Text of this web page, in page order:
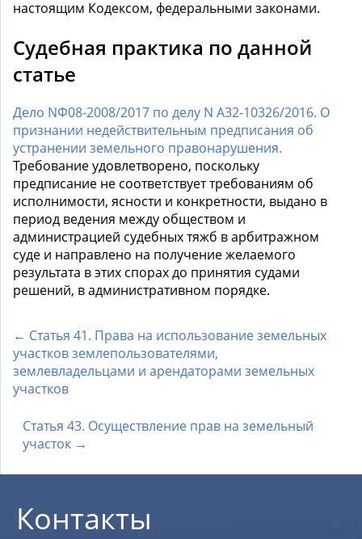
настоящим Кодексом, федеральными законами.
Судебная практика по данной
статье
Дело NФ08-2008/2017 по делу N А32-10326/2016. О
признании недействительным предписания об
устранении земельного правонарушения.
Требование удовлетворено, поскольку
предписание не соответствует требованиям об
исполнимости, ясности и конкретности, выдано в
период ведения между обществом и
администрацией судебных тяжб в арбитражном
суде и направлено на получение желаемого
результата в этих спорах до принятия судами
решений, в административном порядке.
← Статья 41. Права на использование земельных
участков землепользователями,
землевладельцами и арендаторами земельных
участков
Статья 43. Осуществление прав на земельный
участок →
Контакты